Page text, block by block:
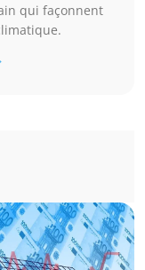
qui façonnent